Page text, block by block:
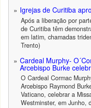
Igrejas de Curitiba
Após a liberação por
de Curitiba têm
em latim, chamadas
Trento)
Cardeal Murphy-
Arcebispo Burke
O Cardeal Cormac
Arcebispo Raymond
Vaticano, celebrar a
Westminster, em Junho,